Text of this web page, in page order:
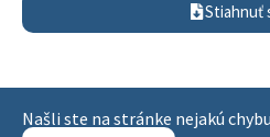
Stiahnuť
Našli ste na stránke nejakú